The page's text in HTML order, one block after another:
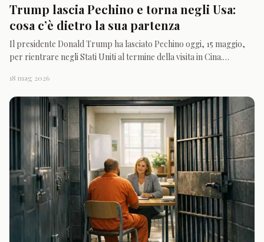
Trump lascia Pechino e torna negli Usa:
cosa c’è dietro la sua partenza
Il presidente Donald Trump ha lasciato Pechino oggi, 15 maggio,
per rientrare negli Stati Uniti al termine della visita in Cina.
dall’aeroporto internazionale di Pechino, dopo una breve
cerimonia di saluto sulla pista seguita passo dopo pas
18 mag 2026